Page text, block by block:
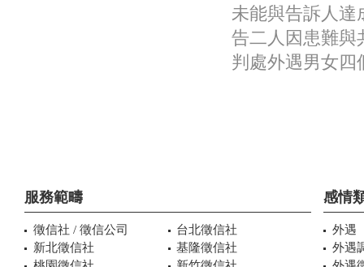
未能與告訴人達
告二人因患難與
判處外遇男女四
服務範疇
徵信社 / 徵信公司
台北徵信社
新北徵信社
基隆徵信社
感情
外遇
外遇